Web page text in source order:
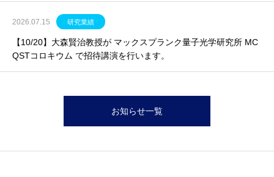
2026.07.15 研究業績
【10/20】大森賢治教授が マックスプランク量子光学研究所 MC
QSTコロキウム で招待講演を行います。
お知らせ一覧